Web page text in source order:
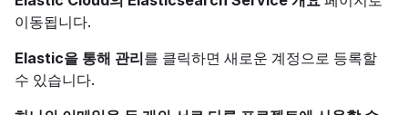
이동됩니다.
Elastic을 통해 관리를 클릭하면 새로운 계정으로 등록할
수 있습니다.